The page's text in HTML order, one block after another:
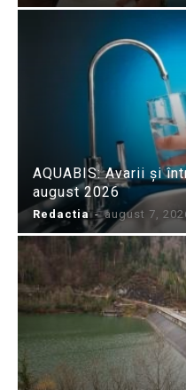
AQUABIS: Avarii și
august 2026
Redactia - august 7,